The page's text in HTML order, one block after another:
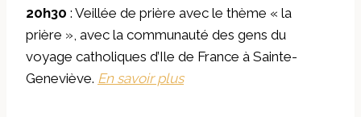
20h30 : Veillée de prière avec le thème « la
prière », avec la communauté des gens du
voyage catholiques d’Ile de France à Sainte-
Geneviève. En savoir plus